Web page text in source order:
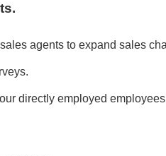
agents to expand sales
directly employed